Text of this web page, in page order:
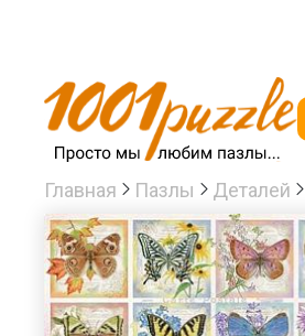
Главная Пазлы Деталей